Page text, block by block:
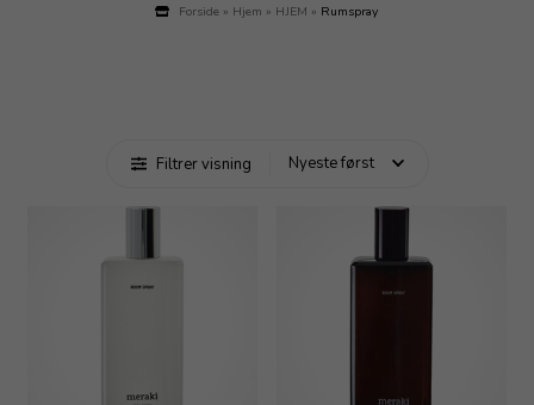
Forside » Hjem » HJEM » Rumspray
Filtrer visning